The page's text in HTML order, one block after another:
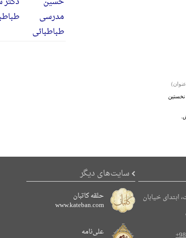
ابتدای خیابان
سایت‌های دیگر
حلقه کاتبان
www.kateban.com
علی‌نامه